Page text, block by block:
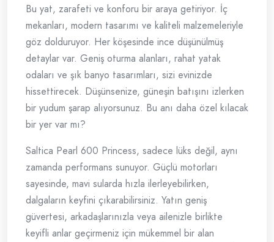
Bu yat, zarafeti ve konforu bir araya getiriyor. İç
mekanları, modern tasarımı ve kaliteli malzemeleriyle
göz dolduruyor. Her köşesinde ince düşünülmüş
detaylar var. Geniş oturma alanları, rahat yatak
odaları ve şık banyo tasarımları, sizi evinizde
hissettirecek. Düşünsenize, güneşin batışını izlerken
bir yudum şarap alıyorsunuz. Bu anı daha özel kılacak
bir yer var mı?
Saltica Pearl 600 Princess, sadece lüks değil, aynı
zamanda performans sunuyor. Güçlü motorları
sayesinde, mavi sularda hızla ilerleyebilirken,
dalgaların keyfini çıkarabilirsiniz. Yatın geniş
güvertesi, arkadaşlarınızla veya ailenizle birlikte
keyifli anlar geçirmeniz için mükemmel bir alan